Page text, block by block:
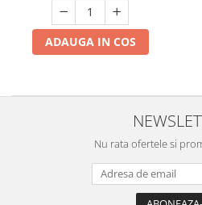
ADAUGA IN COS
Nu rata ofertele si